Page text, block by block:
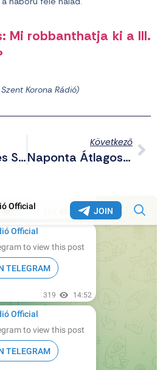
Mi robbanthatja ki a III.
Korona Rádió)
Felelősségteljes Szivárványcsalád: Meghalt Az Újszülött, Mert A Forró Autóban Hagyták
Következő
Naponta Átlagosan Tíz Palesztin Gyermek Veszíti El A Lábát A Cionisták Miatt